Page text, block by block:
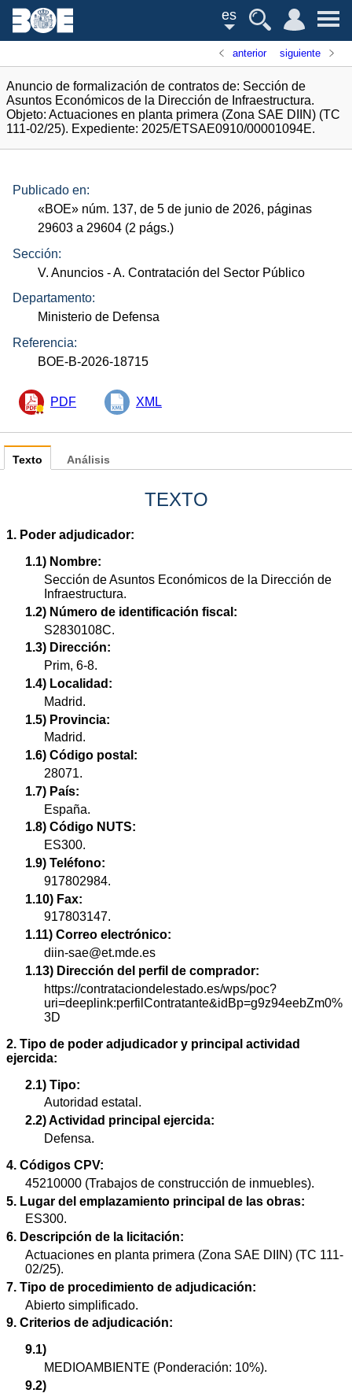
es
anterior siguiente
Anuncio de formalización de contratos de: Sección de
Asuntos Económicos de la Dirección de Infraestructura.
Objeto: Actuaciones en planta primera (Zona SAE DIIN) (TC
111-02/25). Expediente: 2025/ETSAE0910/00001094E.
Publicado en:
«BOE» núm. 137, de 5 de junio de 2026, páginas
29603 a 29604 (2 págs.)
Sección:
V. Anuncios - A. Contratación del Sector Público
Departamento:
Ministerio de Defensa
Referencia:
BOE-B-2026-18715
PDF XML
Texto
TEXTO
1. Poder adjudicador:
1.1) Nombre:
Sección de Asuntos Económicos de la Dirección de
Infraestructura.
1.2) Número de identificación fiscal:
S2830108C.
1.3) Dirección:
Prim, 6-8.
1.4) Localidad:
Madrid.
1.5) Provincia:
Madrid.
1.6) Código postal:
28071.
1.7) País:
España.
1.8) Código NUTS:
ES300.
1.9) Teléfono:
917802984.
1.10) Fax:
917803147.
1.11) Correo electrónico:
diin-sae@et.mde.es
1.13) Dirección del perfil de comprador:
https://contrataciondelestado.es/wps/poc?
uri=deeplink:perfilContratante&idBp=g9z94eebZm0%
3D
2. Tipo de poder adjudicador y principal actividad
ejercida:
2.1) Tipo:
Autoridad estatal.
2.2) Actividad principal ejercida:
Defensa.
4. Códigos CPV:
45210000 (Trabajos de construcción de inmuebles).
5. Lugar del emplazamiento principal de las obras:
ES300.
6. Descripción de la licitación:
Actuaciones en planta primera (Zona SAE DIIN) (TC 111-
02/25).
7. Tipo de procedimiento de adjudicación:
Abierto simplificado.
9. Criterios de adjudicación:
9.1)
MEDIOAMBIENTE (Ponderación: 10%).
9.2)
Análisis